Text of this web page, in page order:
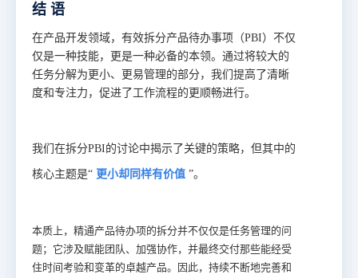
结 语
在产品开发领域，有效拆分产品待办事项（PBI）不仅
仅是一种技能，更是一种必备的本领。通过将较大的
任务分解为更小、更易管理的部分，我们提高了清晰
度和专注力，促进了工作流程的更顺畅进行。
我们在拆分PBI的讨论中揭示了关键的策略，但其中的
核心主题是“ 更小却同样有价值 ”。
本质上，精通产品待办项的拆分并不仅仅是任务管理的问
题；它涉及赋能团队、加强协作，并最终交付那些能经受
住时间考验和变革的卓越产品。因此，持续不断地完善和